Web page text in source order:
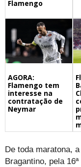
Flamengo
AGORA:
Flamengo tem
interesse na
contratação de
Neymar
De toda maratona,
Bragantino, pela